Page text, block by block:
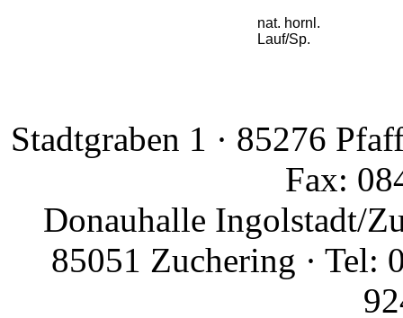
nat. hornl.
Lauf/Sp.
Stadtgraben 1 · 85276
Fax:
Donauhalle Ingolstadt/
85051 Zuchering · Tel: